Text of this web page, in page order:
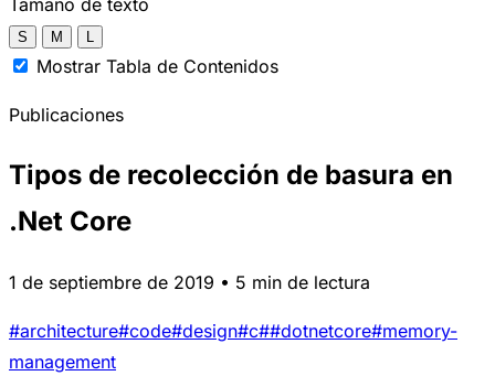
S M L
Mostrar Tabla de Contenidos
Publicaciones
Tipos de recolección de basura en
.Net Core
1 de septiembre de 2019 • 5 min de lectura
#architecture#code#design#c##dotnetcore#memory-
management